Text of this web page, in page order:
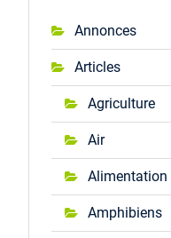
Annonces
Articles
Agriculture
Air
Alimentation
Amphibiens